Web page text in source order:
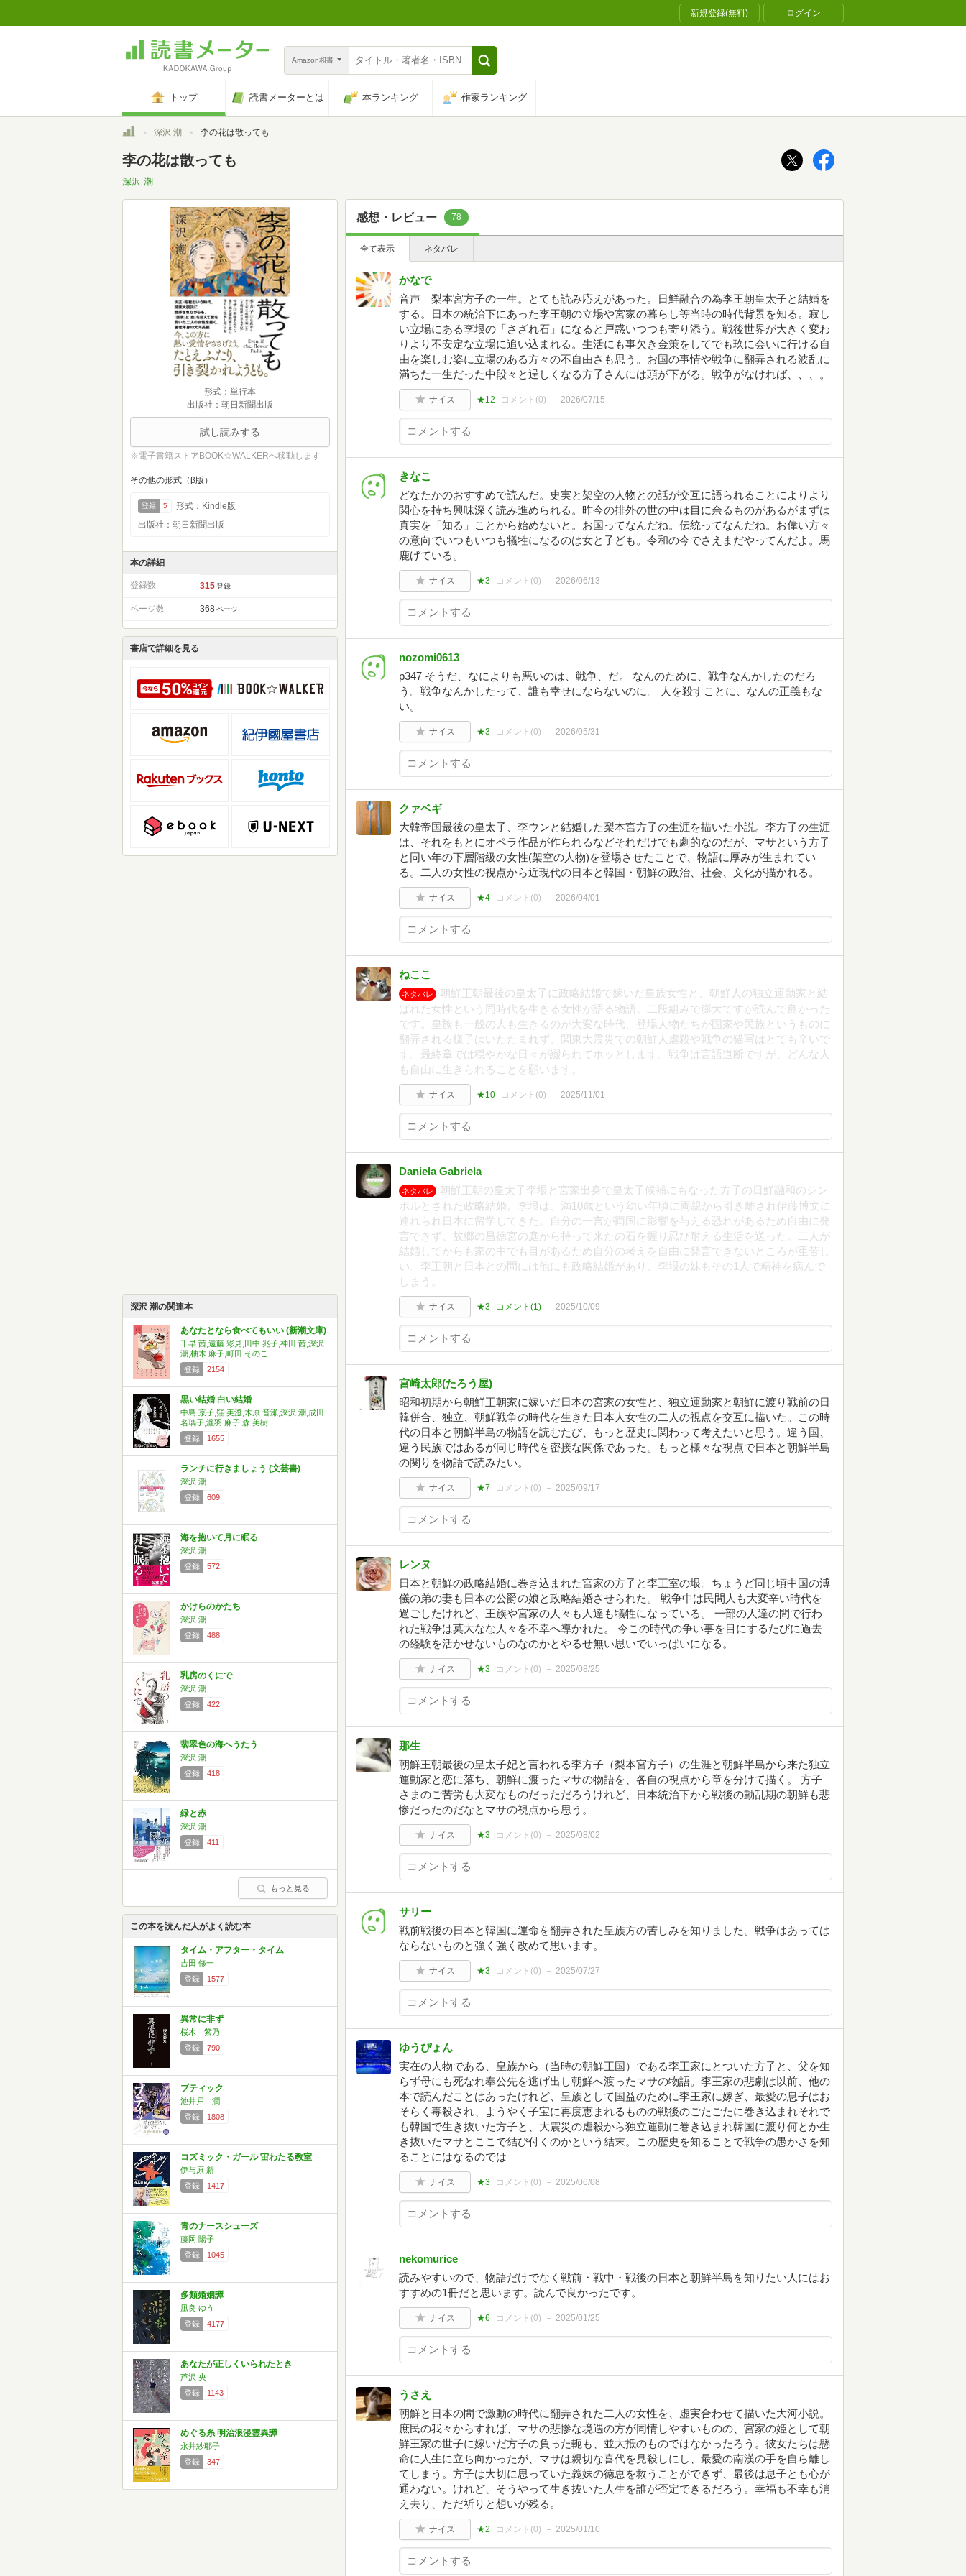
新規登録(無料) ログイン
Amazon和書
トップ 読書メーターとは 本ランキング 作家ランキング
トップ深沢 潮 李の花は散っても
李の花は散っても
深沢 潮
形式：単行本
出版社：朝日新聞出版
試し読みする
※電子書籍ストアBOOK☆WALKERへ移動します
その他の形式（β版）
登録 5
形式：Kindle版
出版社：朝日新聞出版
本の詳細
登録数 315 登録
ページ数 368 ページ
書店で詳細を見る
深沢 潮の関連本
あなたとなら食べてもいい (新潮文庫)
千早 茜,遠藤 彩見,田中 兆子,神田 茜,深沢
潮,柚木 麻子,町田 そのこ
登録
2154
黒い結婚 白い結婚
中島 京子,窪 美澄,木原 音瀬,深沢 潮,成田
名璃子,瀧羽 麻子,森 美樹
登録
1655
ランチに行きましょう (文芸書)
深沢 潮
登録
609
海を抱いて月に眠る
深沢 潮
登録
572
かけらのかたち
深沢 潮
登録
488
乳房のくにで
深沢 潮
登録
422
翡翠色の海へうたう
深沢 潮
登録
418
緑と赤
深沢 潮
登録
411
もっと見る
この本を読んだ人がよく読む本
タイム・アフター・タイム
吉田 修一
登録
1577
異常に非ず
桜木 紫乃
登録
790
ブティック
池井戸 潤
登録
1808
コズミック・ガール 宙わたる教室
伊与原 新
登録
1417
青のナースシューズ
藤岡 陽子
登録
1045
多類婚姻譚
凪良 ゆう
登録
4177
あなたが正しくいられたとき
芦沢 央
登録
1143
めぐる糸 明治浪漫霊異譚
永井紗耶子
登録
347
感想・レビュー 78
全て表示 ネタバレ
かなで
音声 梨本宮方子の一生。とても読み応えがあった。日鮮融合の為李王朝皇太子と結婚を
する。日本の統治下にあった李王朝の立場や宮家の暮らし等当時の時代背景を知る。寂し
い立場にある李垠の「さざれ石」になると戸惑いつつも寄り添う。戦後世界が大きく変わ
りより不安定な立場に追い込まれる。生活にも事欠き金策をしてでも玖に会いに行ける自
由を楽しむ姿に立場のある方々の不自由さも思う。お国の事情や戦争に翻弄される波乱に
満ちた一生だった中段々と逞しくなる方子さんには頭が下がる。戦争がなければ、、、。
ナイス ★12 コメント(0) 2026/07/15
きなこ
どなたかのおすすめで読んだ。史実と架空の人物との話が交互に語られることによりより
関心を持ち興味深く読み進められる。昨今の排外の世の中は目に余るものがあるがまずは
真実を「知る」ことから始めないと。お国ってなんだね。伝統ってなんだね。お偉い方々
の意向でいつもいつも犠牲になるのは女と子ども。令和の今でさえまだやってんだよ。馬
鹿げている。
ナイス ★3 コメント(0) 2026/06/13
nozomi0613
p347 そうだ、なによりも悪いのは、戦争、だ。 なんのために、戦争なんかしたのだろ
う。戦争なんかしたって、誰も幸せにならないのに。 人を殺すことに、なんの正義もな
い。
ナイス ★3 コメント(0) 2026/05/31
クァベギ
大韓帝国最後の皇太子、李ウンと結婚した梨本宮方子の生涯を描いた小説。李方子の生涯
は、それをもとにオペラ作品が作られるなどそれだけでも劇的なのだが、マサという方子
と同い年の下層階級の女性(架空の人物)を登場させたことで、物語に厚みが生まれてい
る。二人の女性の視点から近現代の日本と韓国・朝鮮の政治、社会、文化が描かれる。
ナイス ★4 コメント(0) 2026/04/01
ねここ
ネタバレ
朝鮮王朝最後の皇太子に政略結婚で嫁いだ皇族女性と、朝鮮人の独立運動家と結
ばれた女性という同時代を生きる女性が語る物語。二段組みで膨大ですが読んで良かった
です。皇族も一般の人も生きるのが大変な時代、登場人物たちが国家や民族というものに
翻弄される様子はいたたまれず、関東大震災での朝鮮人虐殺や戦争の猫写はとても辛いで
す。最終章では穏やかな日々が綴られてホッとします。戦争は言語道断ですが、どんな人
も自由に生きられることを願います。
ナイス ★10 コメント(0) 2025/11/01
Daniela Gabriela
ネタバレ
朝鮮王朝の皇太子李垠と宮家出身で皇太子候補にもなった方子の日鮮融和のシン
ボルとされた政略結婚。李垠は、満10歳という幼い年頃に両親から引き離され伊藤博文に
連れられ日本に留学してきた。自分の一言が両国に影響を与える恐れがあるため自由に発
言できず、故郷の昌徳宮の庭から持って来たの石を握り忍び耐える生活を送った。二人が
結婚してからも家の中でも目があるため自分の考えを自由に発言できないところが重苦し
い。李王朝と日本との間には他にも政略結婚があり、李垠の妹もその1人で精神を病んで
しまう。
ナイス ★3 コメント(1) 2025/10/09
宮崎太郎(たろう屋)
昭和初期から朝鮮王朝家に嫁いだ日本の宮家の女性と、独立運動家と朝鮮に渡り戦前の日
韓併合、独立、朝鮮戦争の時代を生きた日本人女性の二人の視点を交互に描いた。この時
代の日本と朝鮮半島の物語を読むたび、もっと歴史に関わって考えたいと思う。違う国、
違う民族ではあるが同じ時代を密接な関係であった。もっと様々な視点で日本と朝鮮半島
の関りを物語で読みたい。
ナイス ★7 コメント(0) 2025/09/17
レンヌ
日本と朝鮮の政略結婚に巻き込まれた宮家の方子と李王室の垠。ちょうど同じ頃中国の溥
儀の弟の妻も日本の公爵の娘と政略結婚させられた。 戦争中は民間人も大変辛い時代を
過ごしたけれど、王族や宮家の人々も人達も犠牲になっている。 一部の人達の間で行わ
れた戦争は莫大なな人々を不幸へ導かれた。 今この時代の争い事を目にするたびに過去
の経験を活かせないものなのかとやるせ無い思いでいっぱいになる。
ナイス ★3 コメント(0) 2025/08/25
那生
朝鮮王朝最後の皇太子妃と言われる李方子（梨本宮方子）の生涯と朝鮮半島から来た独立
運動家と恋に落ち、朝鮮に渡ったマサの物語を、各自の視点から章を分けて描く。 方子
さまのご苦労も大変なものだっただろうけれど、日本統治下から戦後の動乱期の朝鮮も悲
惨だったのだなとマサの視点から思う。
ナイス ★3 コメント(0) 2025/08/02
サリー
戦前戦後の日本と韓国に運命を翻弄された皇族方の苦しみを知りました。戦争はあっては
ならないものと強く強く改めて思います。
ナイス ★3 コメント(0) 2025/07/27
ゆうぴょん
実在の人物である、皇族から（当時の朝鮮王国）である李王家にとついた方子と、父を知
らず母にも死なれ奉公先を逃げ出し朝鮮へ渡ったマサの物語。李王家の悲劇は以前、他の
本で読んだことはあったけれど、皇族として国益のために李王家に嫁ぎ、最愛の息子はお
そらく毒殺され、ようやく子宝に再度恵まれるものの戦後のごたごたに巻き込まれそれで
も韓国で生き抜いた方子と、大震災の虐殺から独立運動に巻き込まれ韓国に渡り何とか生
き抜いたマサとここで結び付くのかという結末。この歴史を知ることで戦争の愚かさを知
ることにはなるのでは
ナイス ★3 コメント(0) 2025/06/08
nekomurice
読みやすいので、物語だけでなく戦前・戦中・戦後の日本と朝鮮半島を知りたい人にはお
すすめの1冊だと思います。読んで良かったです。
ナイス ★6 コメント(0) 2025/01/25
うさえ
朝鮮と日本の間で激動の時代に翻弄された二人の女性を、虚実合わせて描いた大河小説。
庶民の我々からすれば、マサの悲惨な境遇の方が同情しやすいものの、宮家の姫として朝
鮮王家の世子に嫁いだ方子の負った軛も、並大抵のものではなかったろう。彼女たちは懸
命に人生に立ち向かったが、マサは親切な喜代を見殺しにし、最愛の南漢の手を自ら離し
てしまう。方子は大切に思っていた義妹の徳恵を救うことができず、最後は息子とも心が
通わない。けれど、そうやって生き抜いた人生を誰が否定できるだろう。幸福も不幸も消
え去り、ただ祈りと想いが残る。
ナイス ★2 コメント(0) 2025/01/10